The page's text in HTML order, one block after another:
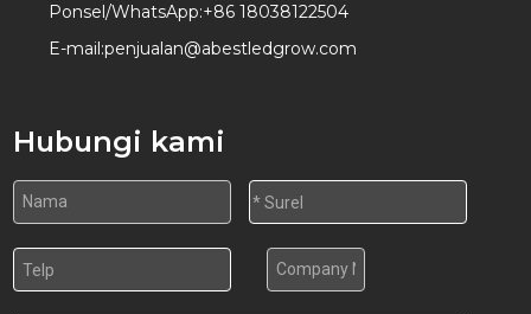
Ponsel/WhatsApp:+86 18038122504
E-mail:penjualan@abestledgrow.com
Hubungi kami